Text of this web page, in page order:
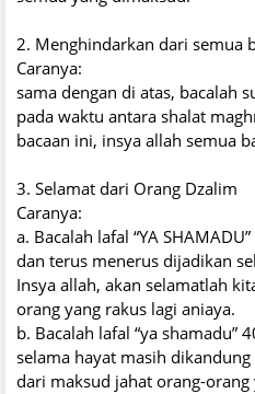
2. Menghindarkan dari semua
Caranya:
sama dengan di atas, bacalah
pada waktu antara shalat
bacaan ini, insya allah semua
3. Selamat dari Orang Dzalim
Caranya:
a. Bacalah lafal “YA
dan terus menerus dijadikan
Insya allah, akan selamatlah
orang yang rakus lagi aniaya.
b. Bacalah lafal “ya shamadu”
selama hayat masih
dari maksud jahat orang-orang